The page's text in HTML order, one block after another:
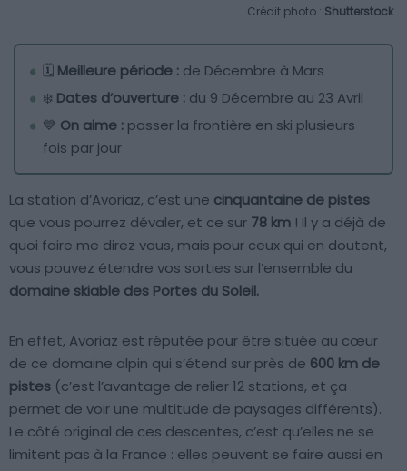
Crédit photo : Shutterstock
🗓️ Meilleure période : de Décembre à Mars
❄️ Dates d’ouverture : du 9 Décembre au 23 Avril
💙 On aime : passer la frontière en ski plusieurs
fois par jour
La station d’Avoriaz, c’est une cinquantaine de pistes
que vous pourrez dévaler, et ce sur 78 km ! Il y a déjà de
quoi faire me direz vous, mais pour ceux qui en doutent,
vous pouvez étendre vos sorties sur l’ensemble du
domaine skiable des Portes du Soleil.
En effet, Avoriaz est réputée pour être située au cœur
de ce domaine alpin qui s’étend sur près de 600 km de
pistes (c’est l’avantage de relier 12 stations, et ça
permet de voir une multitude de paysages différents).
Le côté original de ces descentes, c’est qu’elles ne se
limitent pas à la France : elles peuvent se faire aussi en